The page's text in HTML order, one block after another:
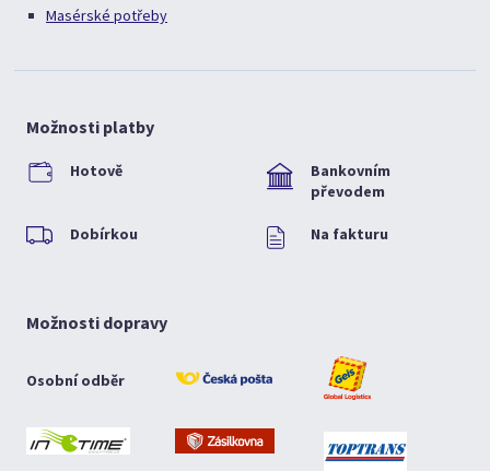
Masérské potřeby
Možnosti platby
Hotově
Bankovním
převodem
Dobírkou Na fakturu
Možnosti dopravy
Osobní odběr